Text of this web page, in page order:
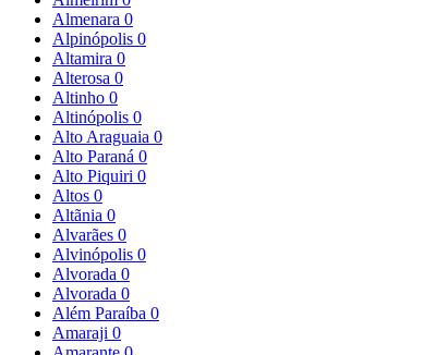
Almenara 0
Alpinópolis 0
Altamira 0
Alterosa 0
Altinho 0
Altinópolis 0
Alto Araguaia 0
Alto Paraná 0
Alto Piquiri 0
Altos 0
Altãnia 0
Alvarães 0
Alvinópolis 0
Alvorada 0
Alvorada 0
Além Paraíba 0
Amaraji 0